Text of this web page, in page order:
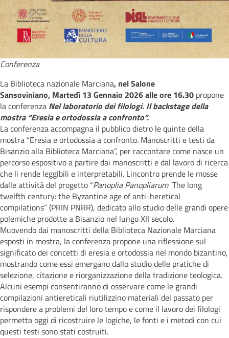
Conferenza
La Biblioteca nazionale Marciana, nel Salone
Sansoviniano, Martedì 13 Gennaio 2026 alle ore 16.30 propone
la conferenza Nel laboratorio dei filologi. Il backstage della
mostra “Eresia e ortodossia a confronto”.
La conferenza accompagna il pubblico dietro le quinte della
mostra “Eresia e ortodossia a confronto. Manoscritti e testi da
Bisanzio alla Biblioteca Marciana”, per raccontare come nasce un
percorso espositivo a partire dai manoscritti e dal lavoro di ricerca
che li rende leggibili e interpretabili. Lincontro prende le mosse
dalle attività del progetto “Panoplia Panopliarum The long
twelfth century: the Byzantine age of anti-heretical
compilations” (PRIN PNRR), dedicato allo studio delle grandi opere
polemiche prodotte a Bisanzio nel lungo XII secolo.
Muovendo dai manoscritti della Biblioteca Nazionale Marciana
esposti in mostra, la conferenza propone una riflessione sul
significato dei concetti di eresia e ortodossia nel mondo bizantino,
mostrando come essi emergano dallo studio delle pratiche di
selezione, citazione e riorganizzazione della tradizione teologica.
Alcuni esempi consentiranno di osservare come le grandi
compilazioni antiereticali riutilizzino materiali del passato per
rispondere a problemi del loro tempo e come il lavoro dei filologi
permetta oggi di ricostruire le logiche, le fonti e i metodi con cui
questi testi sono stati costruiti.